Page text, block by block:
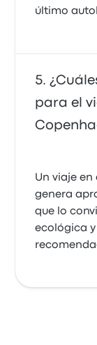
último
para el
Un viaje
genera
que lo
ecológica